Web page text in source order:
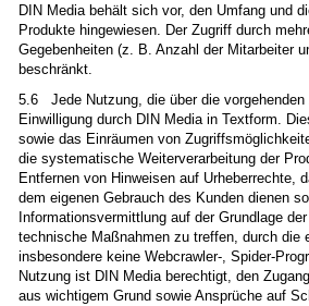
DIN Media behält sich vor, den Umfang und
Produkte hingewiesen. Der Zugriff durch
Gegebenheiten (z. B. Anzahl der Mitarbeiter
beschränkt.
5.6 Jede Nutzung, die über die
Einwilligung durch DIN Media in Textform.
sowie das Einräumen von
die systematische Weiterverarbeitung der
Entfernen von Hinweisen auf Urheberrechte,
dem eigenen Gebrauch des Kunden dienen
Informationsvermittlung auf der Grundlage
technische Maßnahmen zu treffen, durch die
insbesondere keine Webcrawler-, Spider-
Nutzung ist DIN Media berechtigt, den
aus wichtigem Grund sowie Ansprüche auf